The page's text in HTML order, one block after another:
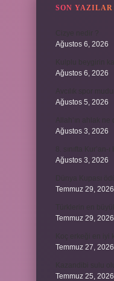
SON YAZILAR
Ağustos 6, 2026
Ağustos 6, 2026
Ağustos 5, 2026
Ağustos 3, 2026
Ağustos 3, 2026
Temmuz 29, 2026
Temmuz 29, 2026
Temmuz 27, 2026
Temmuz 25, 2026